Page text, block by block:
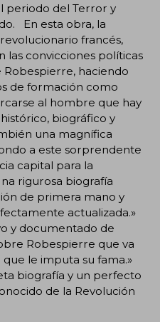
periodo del Terror y
En esta obra, la
francés,
las convicciones políticas
Robespierre, haciendo
de formación como
al hombre que hay
biográfico y
una magnífica
a este sorprendente
capital para la
rigurosa biografía
de primera mano y
actualizada.»
y documentado de
Robespierre que va
le imputa su fama.»
biografía y un perfecto
de la Revolución